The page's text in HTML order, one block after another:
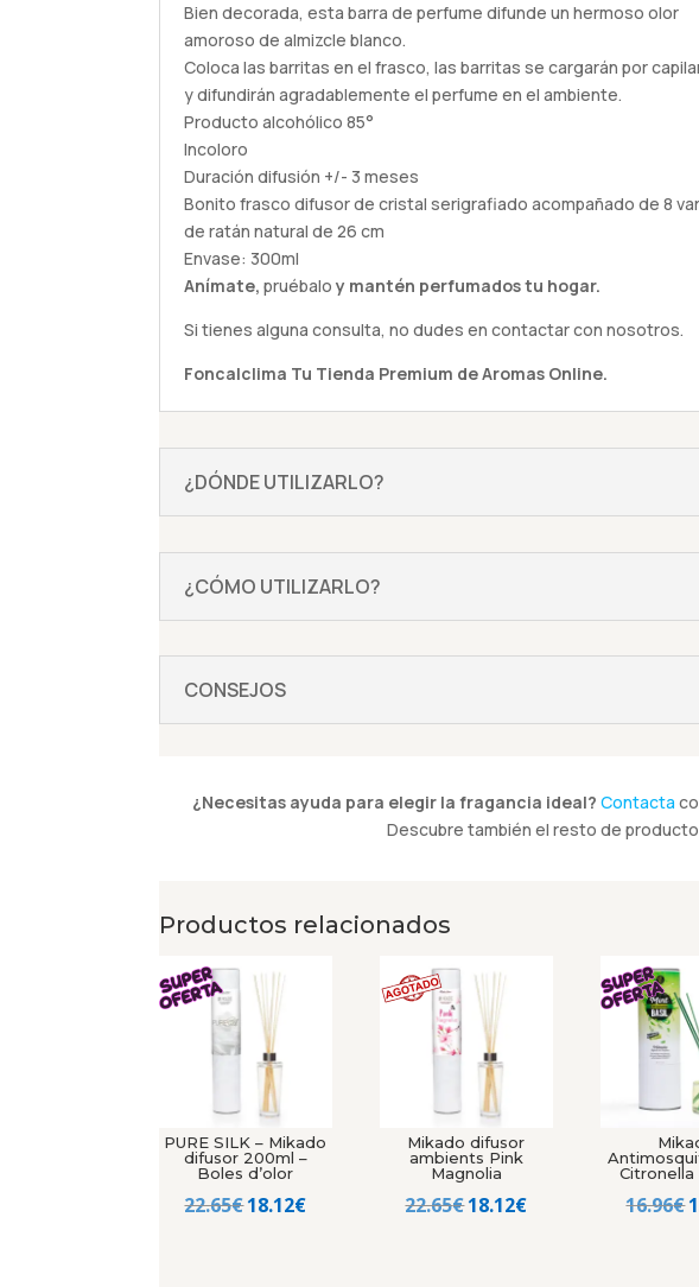
Bien decorada, esta barra de perfume difunde un hermoso olor
amoroso de almizcle blanco.
Coloca las barritas en el frasco, las barritas se cargarán por
y difundirán agradablemente el perfume en el ambiente.
Producto alcohólico 85°
Incoloro
Duración difusión +/- 3 meses
Bonito frasco difusor de cristal serigrafiado acompañado de 8
de ratán natural de 26 cm
Envase: 300ml
Anímate,pruébalo y mantén perfumados tu hogar.
Si tienes algunaconsulta, no dudes en contactar con nosotros.
Foncalclima Tu Tienda Premium de Aromas Online.
¿DÓNDE UTILIZARLO?
¿CÓMO UTILIZARLO?
CONSEJOS
¿Necesitas ayuda para elegir la fragancia ideal? Contacta
Descubre también el resto de
Productos relacionados
PURE SILK – Mikado
difusor 200ml –
Boles d’olor
22.65€El
18.12€El
Mikado difusor
ambients Pink
Magnolia
22.65€El
18.12€El
Citronella
16.96€